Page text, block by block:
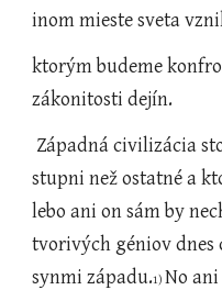
inom mieste sveta
ktorým budeme
zákonitosti dejín.
stupni než ostatné a
lebo ani on sám by
tvorivých géniov dnes
synmi západu.1) No